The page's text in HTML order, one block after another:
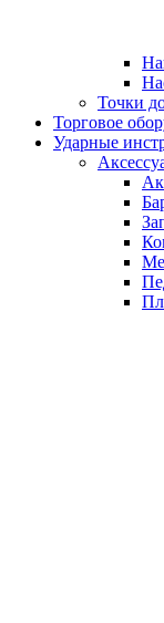
Точки
Торговое
Ударные